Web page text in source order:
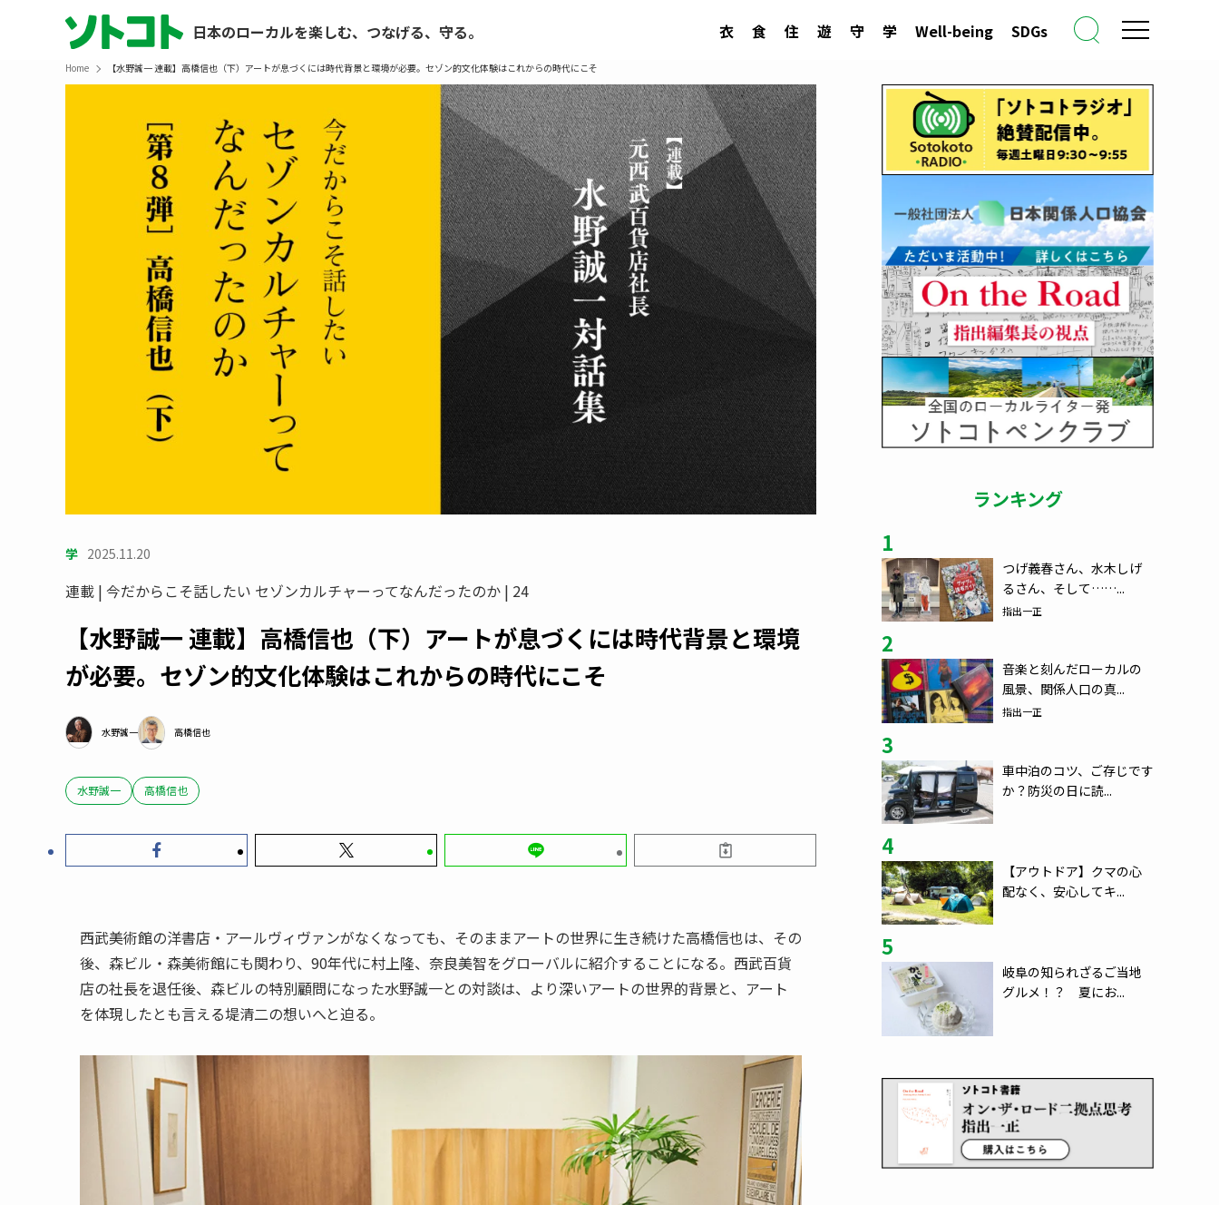
日本のローカルを楽しむ、つなげる、守る。 衣 食 住 遊 守 学 Well-being SDGs
Home 【水野誠一 連載】高橋信也（下）アートが息づくには時代背景と環境が必要。セゾン的文化体験はこれからの時代にこそ
学 2025.11.20
連載 | 今だからこそ話したい セゾンカルチャーってなんだったのか | 24
【水野誠一 連載】高橋信也（下）アートが息づくには時代背景と環境
が必要。セゾン的文化体験はこれからの時代にこそ
水野誠一 高橋信也
水野誠一 高橋信也
西武美術館の洋書店・アールヴィヴァンがなくなっても、そのままアートの世界に生き続けた高橋信也は、その
後、森ビル・森美術館にも関わり、90年代に村上隆、奈良美智をグローバルに紹介することになる。西武百貨
店の社長を退任後、森ビルの特別顧問になった水野誠一との対談は、より深いアートの世界的背景と、アート
を体現したとも言える堤清二の想いへと迫る。
ランキング
1
つげ義春さん、水木しげ
るさん、そして……...
指出一正
2
音楽と刻んだローカルの
風景、関係人口の真...
指出一正
3
車中泊のコツ、ご存じです
か？防災の日に読...
4
【アウトドア】クマの心
配なく、安心してキ...
5
岐阜の知られざるご当地
グルメ！？ 夏にお...